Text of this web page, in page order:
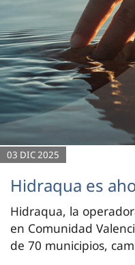
03 DIC 2025
Hidraqua es
Hidraqua, la
en Comunidad
de 70 municipios,